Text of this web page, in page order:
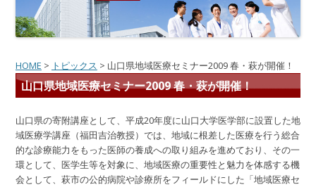
HOME > トピックス > 山口県地域医療セミナー2009 春・萩が開催！
山口県地域医療セミナー2009 春・萩が開催！
山口県の寄附講座として、平成20年度に山口大学医学部に設置した地
域医療学講座（福田吉治教授）では、地域に根差した医療を行う総合
的な診療能力をもった医師の養成への取り組みを進めており、その一
環として、医学生等を対象に、地域医療の重要性と魅力を体感する機
会として、萩市の公的病院や診療所をフィールドにした「地域医療セ